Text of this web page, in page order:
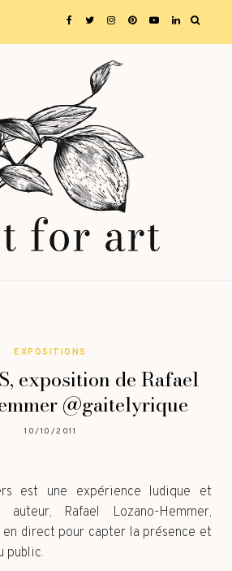
EXPOSITIONS
exposition de Rafael
@gaitelyrique
10/10/2011
est une expérience ludique et
auteur, Rafael Lozano-Hemmer,
direct pour capter la présence et
public.